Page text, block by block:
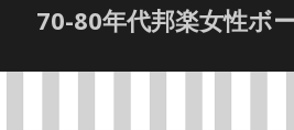
70-80年代邦楽女性ボ